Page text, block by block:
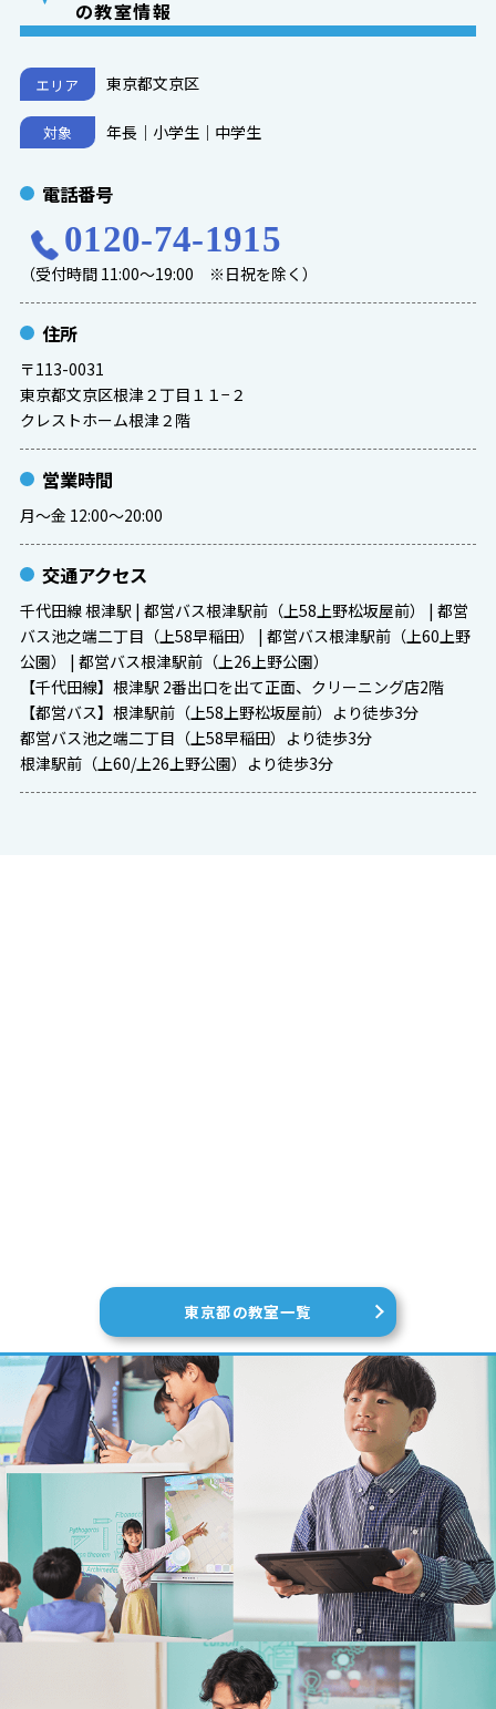
の教室情報
エリア 東京都文京区
対象 年長｜小学生｜中学生
電話番号
0120-74-1915
（受付時間 11:00～19:00 ※日祝を除く）
住所
〒113-0031
東京都文京区根津２丁目１１−２
クレストホーム根津２階
営業時間
月～金 12:00～20:00
交通アクセス
千代田線 根津駅 | 都営バス根津駅前（上58上野松坂屋前） | 都営
バス池之端二丁目（上58早稲田） | 都営バス根津駅前（上60上野
公園） | 都営バス根津駅前（上26上野公園）
【千代田線】根津駅 2番出口を出て正面、クリーニング店2階
【都営バス】根津駅前（上58上野松坂屋前）より徒歩3分
都営バス池之端二丁目（上58早稲田）より徒歩3分
根津駅前（上60/上26上野公園）より徒歩3分
東京都の教室一覧